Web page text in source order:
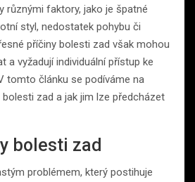
různými faktory, jako je špatné
styl, nedostatek pohybu či
příčiny bolesti zad však mohou
a vyžadují individuální přístup ke
tomto článku se podíváme na
zad a jak jim lze předcházet
bolesti zad
problémem, který postihuje